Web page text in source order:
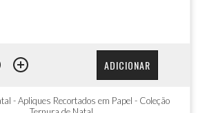
ADICIONAR
- Apliques Recortados em Papel - Coleção